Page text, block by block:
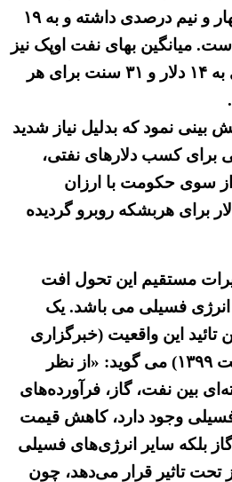
دریای شمال کاهشی چهار و نیم درصدی داشته و به ۱۹
است. میانگین بهای نفت اوپک نیز
با کاهشی شش درصدی به ۱۴ دلار و ۳۱ سنت برای هر
بینی نمود که بدلیل نیاز شدید
کسب دلارهای نفتی،
سوی حکومت با ارزان
و تا سقف ۱۰ دلار برای هربشکه روبرو گردیده
مستقیم این تحول افت
فسیلی می باشد. یک
این واقعیت (خبرگزاری
حکومتی ایلنا ۹ اردیبهشت ۱۳۹۹) می گوید: «از نظر
بین نفت، گاز، فرآورده‌های
وجود دارد، کاهش قیمت
بلکه سایر انرژی‌های فسیلی
تحت تاثیر قرار می‌دهد، چون